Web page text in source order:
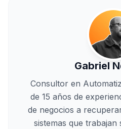
Gabriel
Consultor en
de 15 años de
de negocios a
sistemas que trabajan